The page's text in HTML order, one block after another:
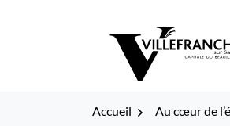
Accueil Au cœur de